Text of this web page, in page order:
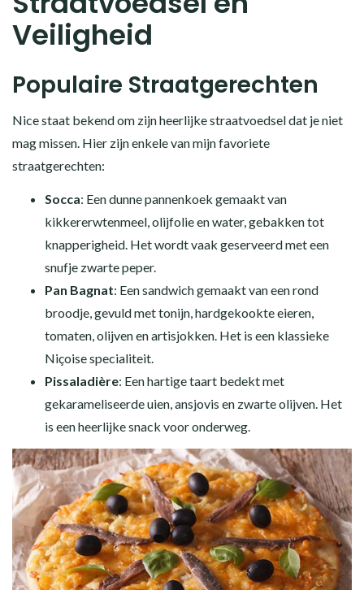
Veiligheid
Populaire Straatgerechten
Nice staat bekend om zijn heerlijke straatvoedsel dat je niet
mag missen. Hier zijn enkele van mijn favoriete
straatgerechten:
Socca: Een dunne pannenkoek gemaakt van
kikkererwtenmeel, olijfolie en water, gebakken tot
knapperigheid. Het wordt vaak geserveerd met een
snufje zwarte peper.
Pan Bagnat: Een sandwich gemaakt van een rond
broodje, gevuld met tonijn, hardgekookte eieren,
tomaten, olijven en artisjokken. Het is een klassieke
Niçoise specialiteit.
Pissaladière: Een hartige taart bedekt met
gekarameliseerde uien, ansjovis en zwarte olijven. Het
is een heerlijke snack voor onderweg.